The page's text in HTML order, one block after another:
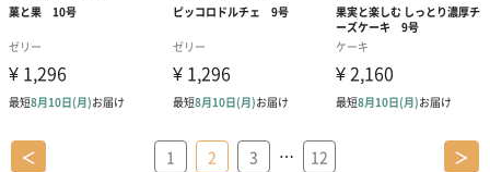
＜ 1 2 3 … 12 ＞